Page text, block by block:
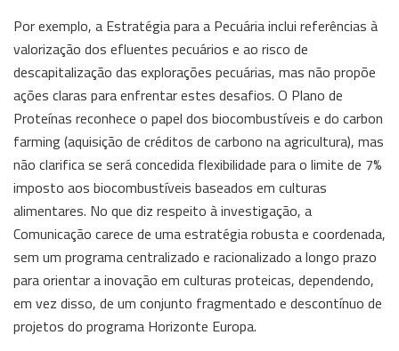
Por exemplo, a Estratégia para a Pecuária inclui referências à
valorização dos efluentes pecuários e ao risco de
descapitalização das explorações pecuárias, mas não propõe
ações claras para enfrentar estes desafios. O Plano de
Proteínas reconhece o papel dos biocombustíveis e do carbon
farming (aquisição de créditos de carbono na agricultura), mas
não clarifica se será concedida flexibilidade para o limite de 7%
imposto aos biocombustíveis baseados em culturas
alimentares. No que diz respeito à investigação, a
Comunicação carece de uma estratégia robusta e coordenada,
sem um programa centralizado e racionalizado a longo prazo
para orientar a inovação em culturas proteicas, dependendo,
em vez disso, de um conjunto fragmentado e descontínuo de
projetos do programa Horizonte Europa.